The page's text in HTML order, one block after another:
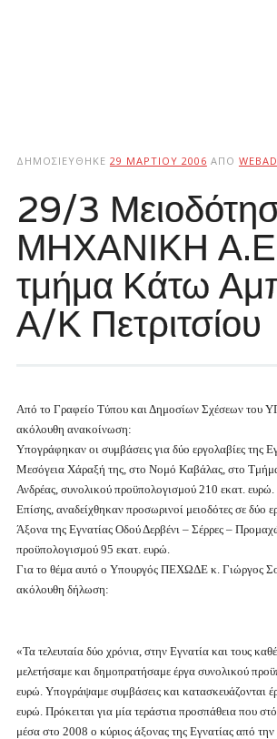
ΔΗΜΟΣΙΕΎΘΗΚΕ 29 ΜΑΡΤΊΟΥ 2006 ΑΠΌ
29/3
ΜΗΧΑΝΙΚΗ Α.Ε
τμήμα Κάτω
Α/Κ Πετριτσίου
Από το Γραφείο Τύπου και Δημοσίων Σχέσεων του
ακόλουθη ανακοίνωση:
Υπογράφηκαν οι συμβάσεις για δύο εργολαβίες της
Μεσόγεια Χάραξή της, στο Νομό Καβάλας, στο
Ανδρέας, συνολικού προϋπολογισμού 210 εκατ. ευρώ.
Επίσης, αναδείχθηκαν προσωρινοί μειοδότες σε δύο
Άξονα της Εγνατίας Οδού Δερβένι – Σέρρες –
προϋπολογισμού 95 εκατ. ευρώ.
Για το θέμα αυτό ο Υπουργός ΠΕΧΩΔΕ κ. Γιώργος
ακόλουθη δήλωση:
«Τα τελευταία δύο χρόνια, στην Εγνατία και τους
μελετήσαμε και δημοπρατήσαμε έργα συνολικού
ευρώ. Υπογράψαμε συμβάσεις και κατασκευάζονται
ευρώ. Πρόκειται για μία τεράστια προσπάθεια που
μέσα στο 2008 ο κύριος άξονας της Εγνατίας από την